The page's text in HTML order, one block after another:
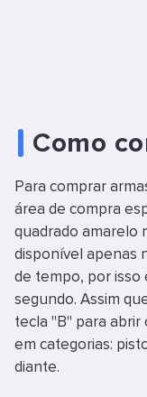
Como
Para comprar
área de compra
quadrado amarelo
disponível apenas
de tempo, por
segundo. Assim
tecla "B" para abrir
em categorias:
diante.